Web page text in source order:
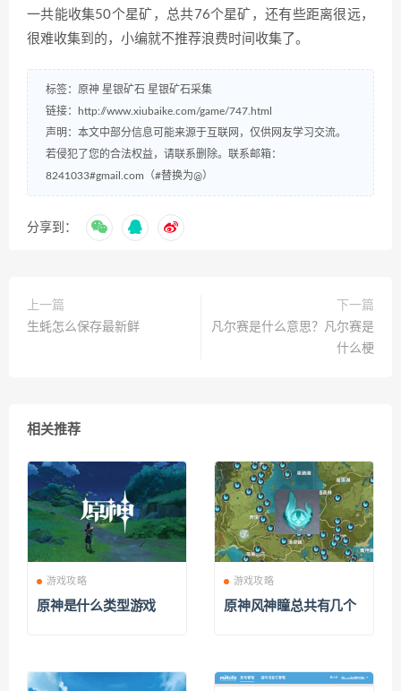
一共能收集50个星矿，总共76个星矿，还有些距离很远，
很难收集到的，小编就不推荐浪费时间收集了。
标签： 原神 星银矿石 星银矿石采集
链接：
http://www.xiubaike.com/game/747.html
声明：本文中部分信息可能来源于互联网，仅供网友学习交流。
若侵犯了您的合法权益，请联系删除。联系邮箱：
8241033#gmail.com（#替换为@）
分享到：
上一篇
生蚝怎么保存最新鲜
下一篇
凡尔赛是什么意思？凡尔赛是
什么梗
相关推荐
游戏攻略
原神是什么类型游戏
游戏攻略
原神风神瞳总共有几个